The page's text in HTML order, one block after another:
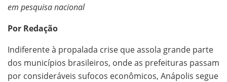
em pesquisa nacional
Por Redação
Indiferente à propalada crise que assola grande parte
dos municípios brasileiros, onde as prefeituras passam
por consideráveis sufocos econômicos, Anápolis segue